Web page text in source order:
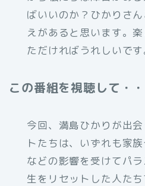
ばいいのか？ひかりさ
えがあると思います。
ただければうれしいです
この番組を視聴して・
今回、満島ひかりが出
トたちは、いずれも家
などの影響を受けてパ
生をリセットした人た